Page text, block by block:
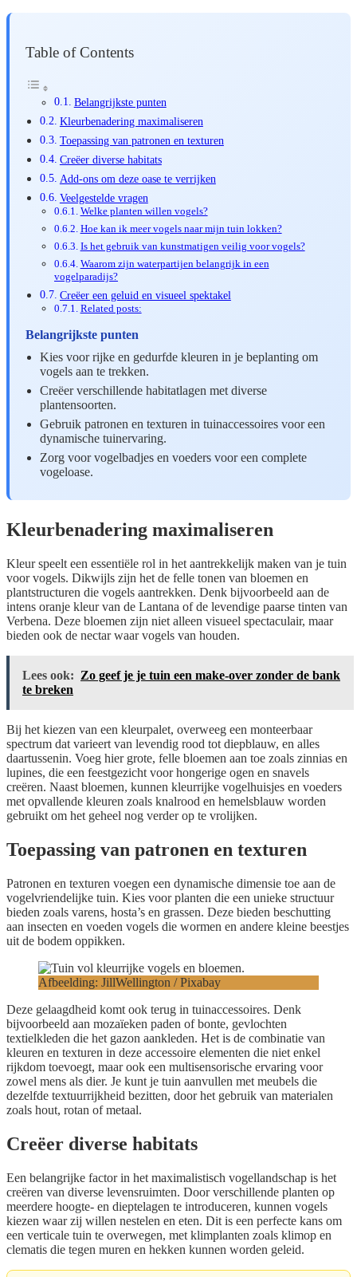
Table of Contents
Belangrijkste punten
Kleurbenadering maximaliseren
Toepassing van patronen en texturen
Creëer diverse habitats
Add-ons om deze oase te verrijken
Veelgestelde vragen
Welke planten willen vogels?
Hoe kan ik meer vogels naar mijn tuin lokken?
Is het gebruik van kunstmatigen veilig voor vogels?
Waarom zijn waterpartijen belangrijk in een
vogelparadijs?
Creëer een geluid en visueel spektakel
Related posts:
Belangrijkste punten
Kies voor rijke en gedurfde kleuren in je beplanting om
vogels aan te trekken.
Creëer verschillende habitatlagen met diverse
plantensoorten.
Gebruik patronen en texturen in tuinaccessoires voor een
dynamische tuinervaring.
Zorg voor vogelbadjes en voeders voor een complete
vogeloase.
Kleurbenadering maximaliseren
Kleur speelt een essentiële rol in het aantrekkelijk maken van je tuin
voor vogels. Dikwijls zijn het de felle tonen van bloemen en
plantstructuren die vogels aantrekken. Denk bijvoorbeeld aan de
intens oranje kleur van de Lantana of de levendige paarse tinten van
Verbena. Deze bloemen zijn niet alleen visueel spectaculair, maar
bieden ook de nectar waar vogels van houden.
Lees ook: Zo geef je je tuin een make-over zonder de bank
te breken
Bij het kiezen van een kleurpalet, overweeg een monteerbaar
spectrum dat varieert van levendig rood tot diepblauw, en alles
daartussenin. Voeg hier grote, felle bloemen aan toe zoals zinnias en
lupines, die een feestgezicht voor hongerige ogen en snavels
creëren. Naast bloemen, kunnen kleurrijke vogelhuisjes en voeders
met opvallende kleuren zoals knalrood en hemelsblauw worden
gebruikt om het geheel nog verder op te vrolijken.
Toepassing van patronen en texturen
Patronen en texturen voegen een dynamische dimensie toe aan de
vogelvriendelijke tuin. Kies voor planten die een unieke structuur
bieden zoals varens, hosta’s en grassen. Deze bieden beschutting
aan insecten en voeden vogels die wormen en andere kleine beestjes
uit de bodem oppikken.
Afbeelding: JillWellington / Pixabay
Deze gelaagdheid komt ook terug in tuinaccessoires. Denk
bijvoorbeeld aan mozaïeken paden of bonte, gevlochten
textielkleden die het gazon aankleden. Het is de combinatie van
kleuren en texturen in deze accessoire elementen die niet enkel
rijkdom toevoegt, maar ook een multisensorische ervaring voor
zowel mens als dier. Je kunt je tuin aanvullen met meubels die
dezelfde textuurrijkheid bezitten, door het gebruik van materialen
zoals hout, rotan of metaal.
Creëer diverse habitats
Een belangrijke factor in het maximalistisch vogellandschap is het
creëren van diverse levensruimten. Door verschillende planten op
meerdere hoogte- en dieptelagen te introduceren, kunnen vogels
kiezen waar zij willen nestelen en eten. Dit is een perfecte kans om
een verticale tuin te overwegen, met klimplanten zoals klimop en
clematis die tegen muren en hekken kunnen worden geleid.